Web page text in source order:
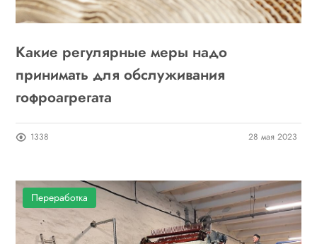
Какие регулярные меры надо
принимать для обслуживания
гофроагрегата
1338 28 мая 2023
Переработка